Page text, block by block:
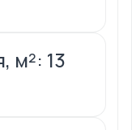
м²: 13